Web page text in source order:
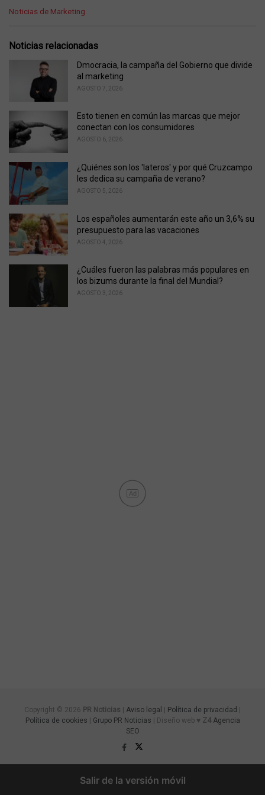
C
e
Noticias de Marketing
Noticias relacionadas
Dmocracia, la campaña del Gobierno que divide
al marketing
AGOSTO 7, 2026
Esto tienen en común las marcas que mejor
conectan con los consumidores
AGOSTO 6, 2026
¿Quiénes son los 'lateros' y por qué Cruzcampo
les dedica su campaña de verano?
AGOSTO 5, 2026
Los españoles aumentarán este año un 3,6% su
presupuesto para las vacaciones
AGOSTO 4, 2026
¿Cuáles fueron las palabras más populares en
los bizums durante la final del Mundial?
AGOSTO 3, 2026
Ad
Copyright © 2026 PR Noticias Aviso legal Política de privacidad
Política de cookies
Grupo PR Noticias | Diseño web ♥ Z4 Agencia
SEO
Salir de la versión móvil